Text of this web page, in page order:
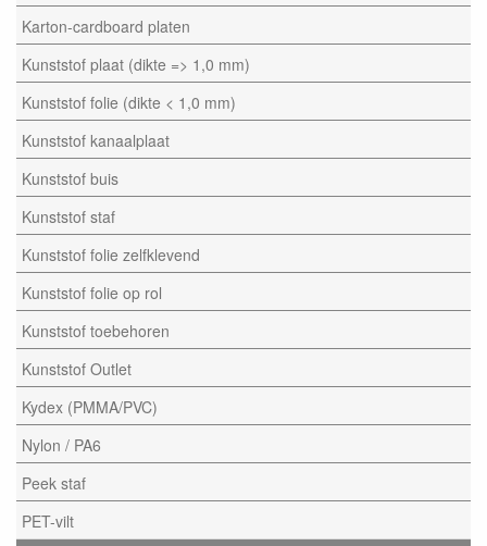
Karton-cardboard platen
Kunststof plaat (dikte => 1,0 mm)
Kunststof folie (dikte < 1,0 mm)
Kunststof kanaalplaat
Kunststof buis
Kunststof staf
Kunststof folie zelfklevend
Kunststof folie op rol
Kunststof toebehoren
Kunststof Outlet
Kydex (PMMA/PVC)
Nylon / PA6
Peek staf
PET-vilt